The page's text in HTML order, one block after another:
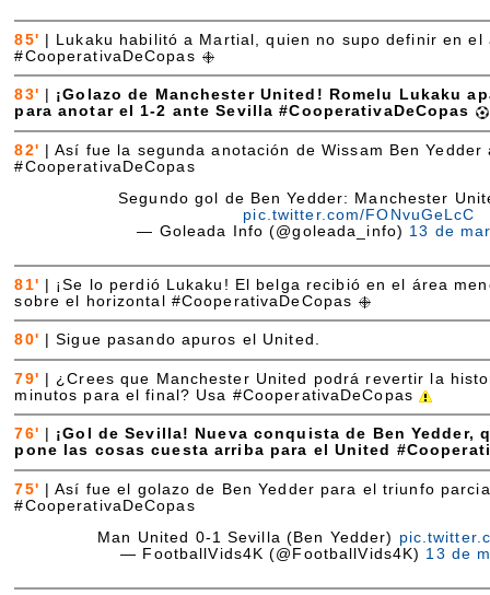
85' | Lukaku habilitó a Martial, quien no supo definir en el
#CooperativaDeCopas
83'
¡Golazo de Manchester United! Romelu Lukaku
para anotar el 1-2 ante Sevilla #CooperativaDeCopas
82' |Así fue la segunda anotación de Wissam Ben
#CooperativaDeCopas
Segundo gol de Ben Yedder: Manchester
pic.twitter.com/FONvuGeLcC
— Goleada Info (@goleada_info) 13 de
81'
¡Se lo perdió Lukaku! El belga recibió en el área
sobre el horizontal #CooperativaDeCopas
80' |Sigue pasando apuros el United.
79'
¿Crees que Manchester United podrá revertir la
minutos para el final? Usa #CooperativaDeCopas
76'
¡Gol de Sevilla! Nueva conquista de Ben Yedder,
pone las cosas cuesta arriba para el United
75' |Así fue el golazo de Ben Yedder para el triunfo
#CooperativaDeCopas
Man United 0-1 Sevilla (Ben Yedder)
— FootballVids4K (@FootballVids4K) 13 de